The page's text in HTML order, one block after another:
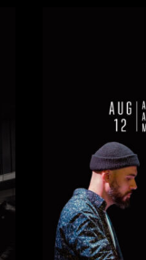
Виконавці:
Рояль,)